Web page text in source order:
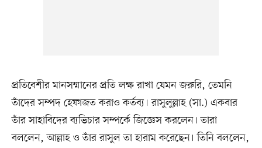
প্রতিবেশীর মানসম্মানের প্রতি লক্ষ রাখা যেমন জরুরি, তেমনি
তাঁদের সম্পদ হেফাজত করাও কর্তব্য। রাসুলুল্লাহ (সা.) একবার
তাঁর সাহাবিদের ব্যভিচার সম্পর্কে জিজ্ঞেস করলেন। তারা
বললেন, আল্লাহ ও তাঁর রাসুল তা হারাম করেছেন। তিনি বললেন,